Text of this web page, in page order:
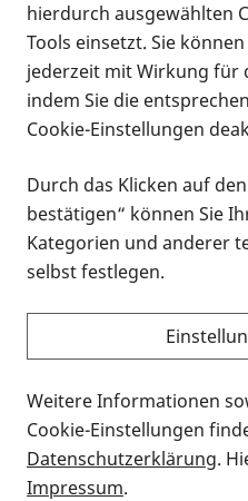
Infomaterial
Infomaterial
Vorlesen
Alle Infomaterialien
Formaten an einem
Sie möchten wissen, wie
suchen und dieses
können? Schauen Sie
Thema Infomaterial auf
für blinde und
Auf dieser Seite finden
hierdurch ausgewählten
Tools einsetzt. Sie
jederzeit mit Wirkung für
indem Sie die
Cookie-Einstellungen
Durch das Klicken auf
bestätigen“ können Sie
Kategorien und anderer
selbst festlegen.
Weitere Informationen
Cookie-Einstellungen
Datenschutzerklärung.
Impressum.